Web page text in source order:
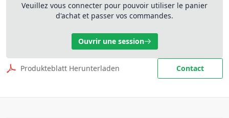
Veuillez vous connecter pour pouvoir utiliser le panier
d'achat et passer vos commandes.
Ouvrir une session
Produkteblatt Herunterladen Contact